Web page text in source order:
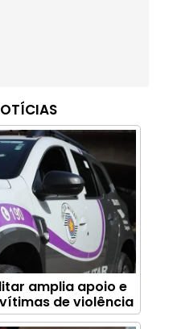
amplia apoio e
de violência